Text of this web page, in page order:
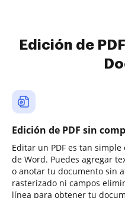
Edición de
Edición de PDF sin
Editar un PDF es tan
de Word. Puedes agregar
o anotar tu documento sin
rasterizado ni campos
línea para obtener tu